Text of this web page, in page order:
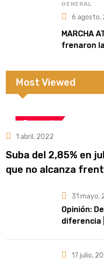
GENERAL
6 agosto,
MARCHA
frenaron
Most Viewed
Economía
1 abril, 2022
Suba del 2,85% en
que no alcanza
31 mayo,
Opinión:
diferencia
17 julio,